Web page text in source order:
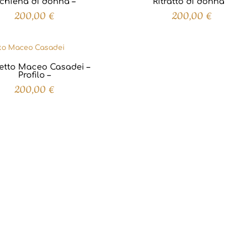
200,00 € 200,00 €
Maceo Casadei –
Profilo –
200,00 €